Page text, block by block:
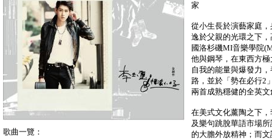
家
從小生長於演藝家庭
逸於父親的光環之下
國洛杉磯MI音樂學院
他與鋼琴，在東西方
自我的能量與爆發力
路，並於「勢在必行2
兩首成熟穩健的全英文
在美式文化薰陶之下
及樂句跳脫華語市場
的大膽外放精神；而
歌曲一覽：